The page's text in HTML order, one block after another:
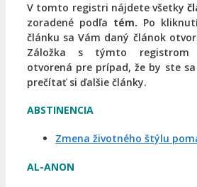
V tomto registri nájdete všetky
zoradené podľa tém. Po
článku sa Vám daný článok
Záložka s týmto registrom
otvorená pre prípad, že by ste
prečítať si ďalšie články.
ABSTINENCIA
Zmena životného štýlu
AL-ANON